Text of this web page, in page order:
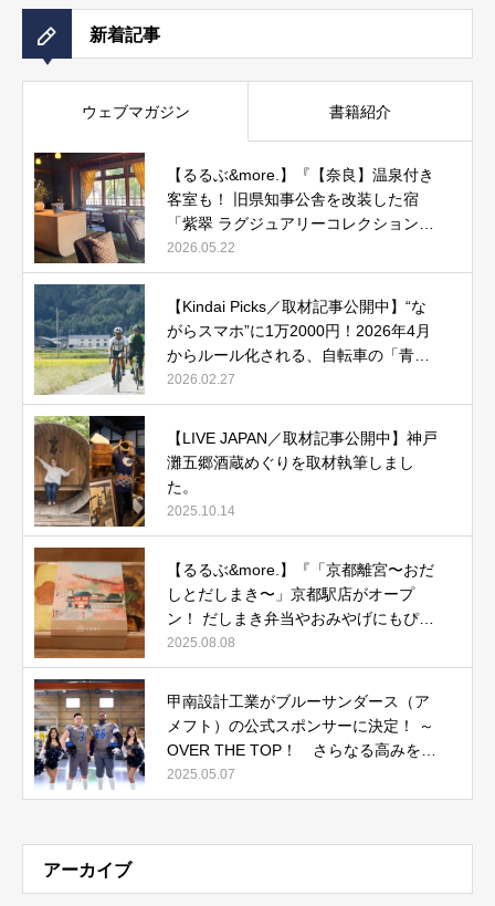
新着記事
ウェブマガジン 書籍紹介
【るるぶ&more.】『【奈良】温泉付き
客室も！ 旧県知事公舎を改装した宿
「紫翠 ラグジュアリーコレクションホ
テル 奈良」で贅沢ステイ』
2026.05.22
【Kindai Picks／取材記事公開中】“な
がらスマホ”に1万2000円！2026年4月
からルール化される、自転車の「青切
符」とは？
2026.02.27
【LIVE JAPAN／取材記事公開中】神戸
灘五郷酒蔵めぐりを取材執筆しまし
た。
2025.10.14
【るるぶ&more.】『「京都離宮〜おだ
しとだしまき〜」京都駅店がオープ
ン！ だしまき弁当やおみやげにもぴっ
たりな人気メニューをご紹介』記事公
開中
2025.08.08
甲南設計工業がブルーサンダース（ア
メフト）の公式スポンサーに決定！ ～
OVER THE TOP！ さらなる高みを目
指して～
2025.05.07
アーカイブ